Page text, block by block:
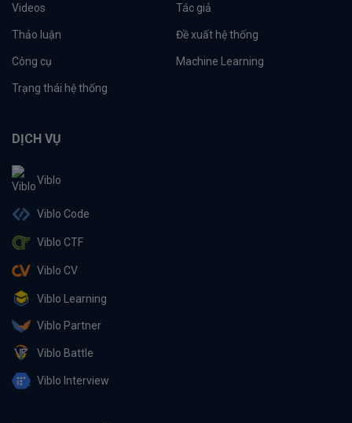
Videos Tác giả
Thảo luận Đề xuất hệ thống
Công cụ Machine Learning
Trạng thái hệ thống
DỊCH VỤ
Viblo
Viblo Code
Viblo CTF
Viblo CV
Viblo Learning
Viblo Partner
Viblo Battle
Viblo Interview